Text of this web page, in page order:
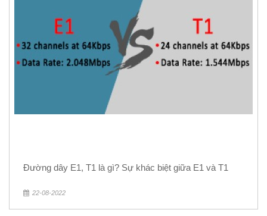
Đường dây E1, T1 là gì? Sự khác biệt giữa E1 và T1
22-08-2022